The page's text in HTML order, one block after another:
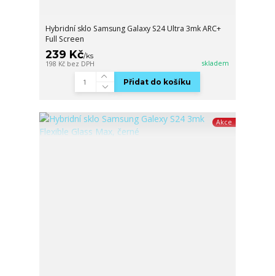
Hybridní sklo Samsung Galaxy S24 Ultra 3mk ARC+
Full Screen
239 Kč/ks
198 Kč bez DPH skladem
Přidat do košíku
Akce